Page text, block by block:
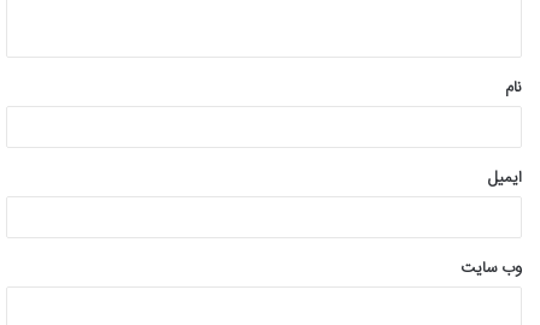
*
نام
ایمیل
وب‌ سایت